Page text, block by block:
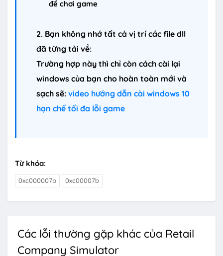
để chơi game
2. Bạn không nhớ tất cả vị trí các file dll
đã từng tải về:
Trường hợp này thì chỉ còn cách cài lại
windows của bạn cho hoàn toàn mới và
sạch sẽ: video hướng dẫn cài windows 10
hạn chế tối đa lỗi game
Từ khóa:
0xc000007b 0xc00007b
Các lỗi thường gặp khác của Retail
Company Simulator